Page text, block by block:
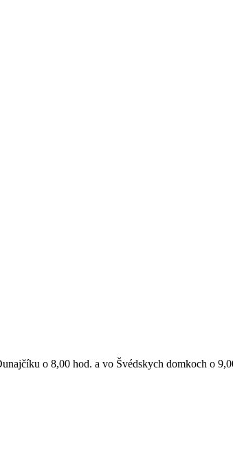
o 8,00 hod. a vo Švédskych domkoch o